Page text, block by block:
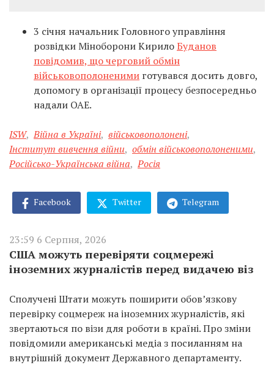
3 січня начальник Головного управління
розвідки Міноборони КирилоБуданов
повідомив, що черговий обмін
військовополоненими готувався досить довго,
допомогу в організації процесу безпосередньо
надали ОАЕ.
ISW, Війна в Україні, військовополонені,
Інститут вивчення війни, обмін військовополоненими,
Російсько-Українська війна, Росія
Facebook Twitter Telegram
23:59 6 Серпня, 2026
США можуть перевіряти соцмережі
іноземних журналістів перед видачею віз
Сполучені Штати можуть поширити обов’язкову
перевірку соцмереж на іноземних журналістів, які
звертаються по візи для роботи в країні. Про зміни
повідомили американські медіа з посиланням на
внутрішній документ Державного департаменту.